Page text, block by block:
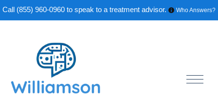
Call (855) 960-0960 to speak to a treatment advisor. Who Answers?